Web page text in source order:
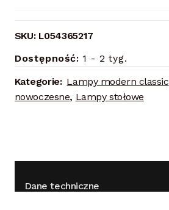
SKU: L054365217
Dostępność: 1 - 2 tyg.
Kategorie: Lampy modern classic
nowoczesne, Lampy stołowe
Dane techniczne